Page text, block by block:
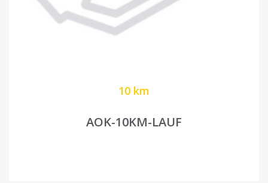
10 km
AOK-10KM-LAUF